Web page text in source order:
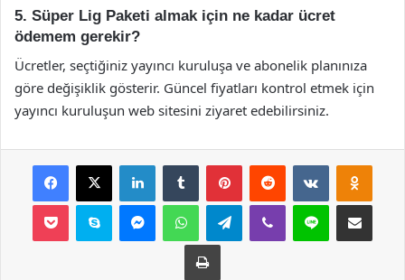
5. Süper Lig Paketi almak için ne kadar ücret
ödemem gerekir?
Ücretler, seçtiğiniz yayıncı kuruluşa ve abonelik planınıza
göre değişiklik gösterir. Güncel fiyatları kontrol etmek için
yayıncı kuruluşun web sitesini ziyaret edebilirsiniz.
Facebook
X LinkedInTumblr PinterestReddit VKontakte
Pocket Skype MessengerWhatsAppTelegramViber Line E-Posta ile
Yazdır